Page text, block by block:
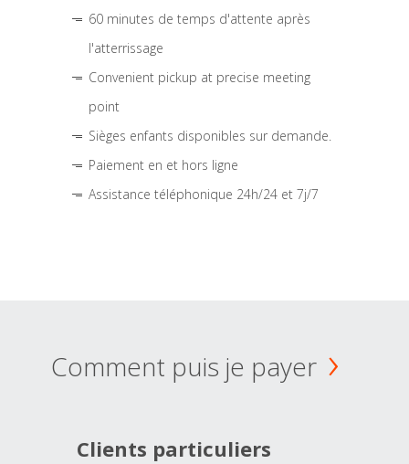
60 minutes de temps d'attente après
l'atterrissage
Convenient pickup at precise meeting
point
Sièges enfants disponibles sur demande.
Paiement en et hors ligne
Assistance téléphonique 24h/24 et 7j/7
Comment puis je payer
Clients particuliers